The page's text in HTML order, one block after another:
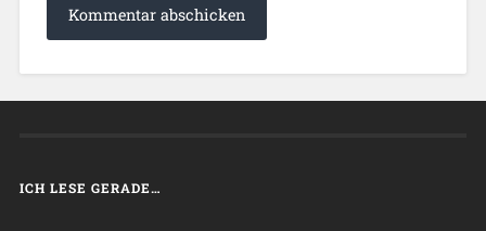
ICH LESE GERADE…